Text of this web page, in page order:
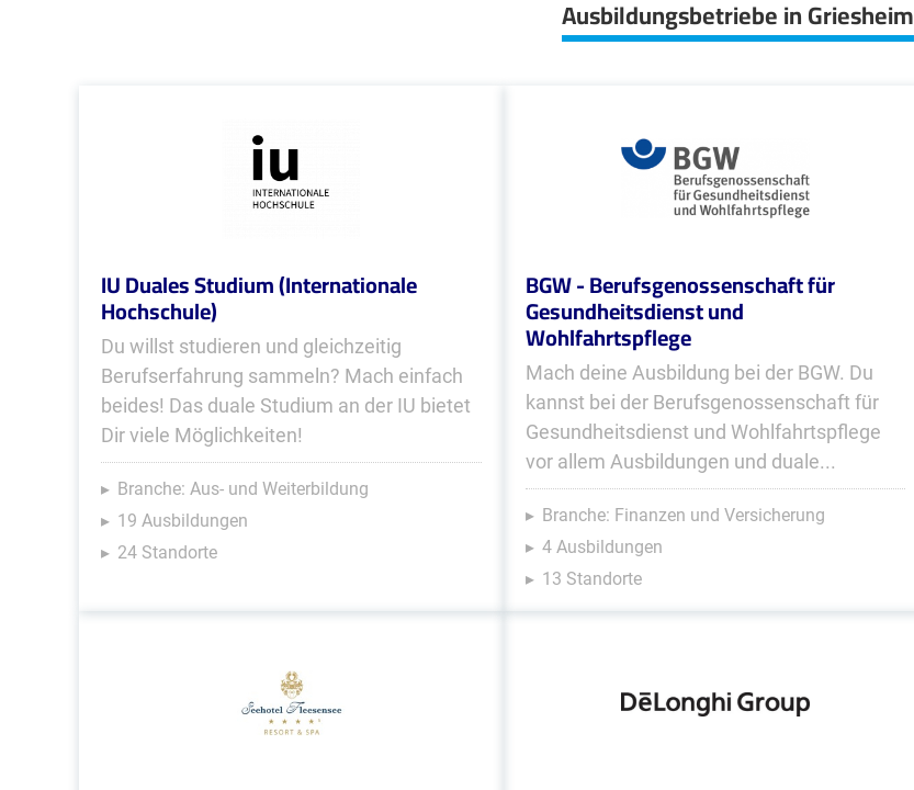
Ausbildungsbetriebe in Griesheim
IU Duales Studium (Internationale
Hochschule)
Du willst studieren und gleichzeitig
Berufserfahrung sammeln? Mach einfach
beides! Das duale Studium an der IU bietet
Dir viele Möglichkeiten!
Branche: Aus- und Weiterbildung
19 Ausbildungen
24 Standorte
BGW - Berufsgenossenschaft für
Gesundheitsdienst und
Wohlfahrtspflege
Mach deine Ausbildung bei der BGW. Du
kannst bei der Berufsgenossenschaft für
Gesundheitsdienst und Wohlfahrtspflege
vor allem Ausbildungen und duale...
Branche: Finanzen und Versicherung
4 Ausbildungen
13 Standorte